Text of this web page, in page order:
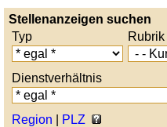
Stellenanzeigen suchen
Typ
Rubrik
Dienstverhältnis
Region
PLZ